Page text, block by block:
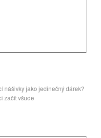
nášivky jako jedinečný dárek?
začít všude